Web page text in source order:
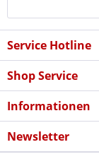
Service Hotline
Shop Service
Informationen
Newsletter